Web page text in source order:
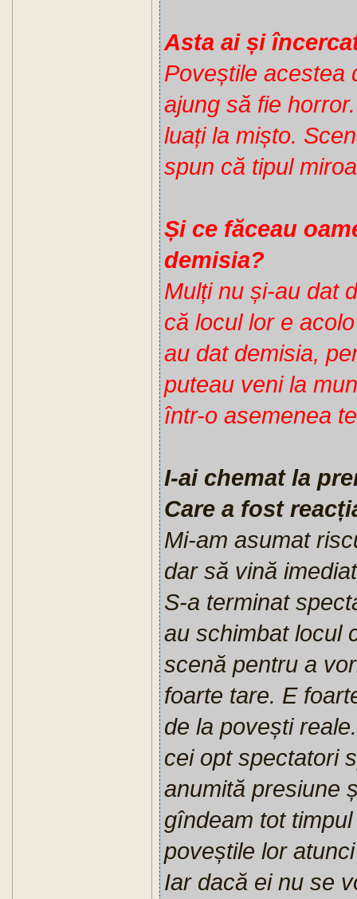
Asta ai și
Poveștile acestea
ajung să fie
luați la mișto.
spun că tipul
Și ce făceau
demisia?
Mulți nu și-au dat
că locul lor e
au dat demisia,
puteau veni la
într-o asemenea
I-ai chemat la
Care a fost
Mi-am asumat
dar să vină
S-a terminat
au schimbat locul
scenă pentru a
foarte tare. E
de la povești
cei opt spectatori
anumită presiune
gîndeam tot
poveștile lor
Iar dacă ei nu se